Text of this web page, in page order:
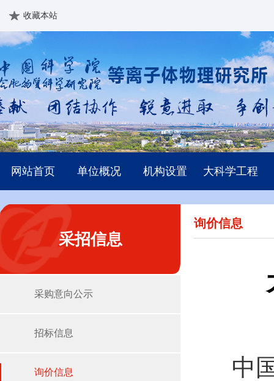
收藏本站
网站首页 单位概况 机构设置 大科学工程
采招信息
采购意向公示
招标信息
询价信息
询价信息
中